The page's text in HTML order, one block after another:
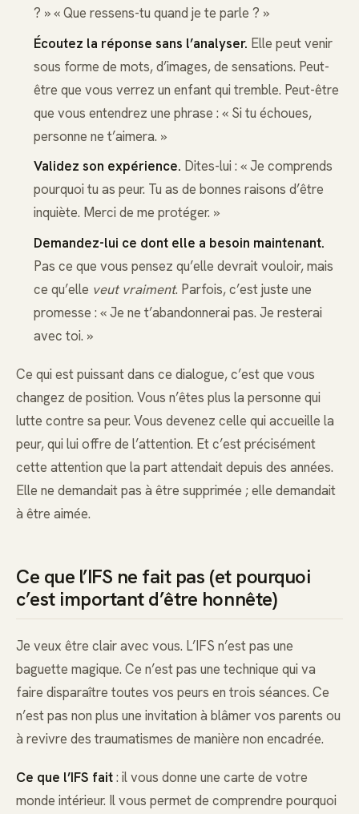
? » « Que ressens-tu quand je te parle ? »
Écoutez la réponse sans l’analyser. Elle peut venir
sous forme de mots, d’images, de sensations. Peut-
être que vous verrez un enfant qui tremble. Peut-être
que vous entendrez une phrase : « Si tu échoues,
personne ne t’aimera. »
Validez son expérience. Dites-lui : « Je comprends
pourquoi tu as peur. Tu as de bonnes raisons d’être
inquiète. Merci de me protéger. »
Demandez-lui ce dont elle a besoin maintenant.
Pas ce que vous pensez qu’elle devrait vouloir, mais
ce qu’elle veut vraiment. Parfois, c’est juste une
promesse : « Je ne t’abandonnerai pas. Je resterai
avec toi. »
Ce qui est puissant dans ce dialogue, c’est que vous
changez de position. Vous n’êtes plus la personne qui
lutte contre sa peur. Vous devenez celle qui accueille la
peur, qui lui offre de l’attention. Et c’est précisément
cette attention que la part attendait depuis des années.
Elle ne demandait pas à être supprimée ; elle demandait
à être aimée.
Ce que l’IFS ne fait pas (et pourquoi
c’est important d’être honnête)
Je veux être clair avec vous. L’IFS n’est pas une
baguette magique. Ce n’est pas une technique qui va
faire disparaître toutes vos peurs en trois séances. Ce
n’est pas non plus une invitation à blâmer vos parents ou
à revivre des traumatismes de manière non encadrée.
Ce que l’IFS fait: il vous donne une carte de votre
monde intérieur. Il vous permet de comprendre pourquoi